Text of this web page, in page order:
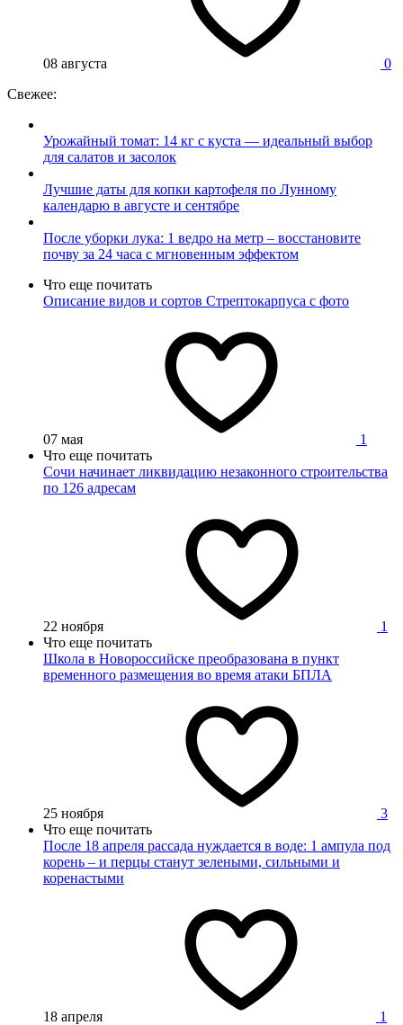
08 августа
0
Свежее:
Урожайный томат: 14 кг с куста — идеальный выбор
для салатов и засолок
Лучшие даты для копки картофеля по Лунному
календарю в августе и сентябре
После уборки лука: 1 ведро на метр – восстановите
почву за 24 часа с мгновенным эффектом
Что еще почитать
Описание видов и сортов Стрептокарпуса с фото
07 мая
1
Что еще почитать
Сочи начинает ликвидацию незаконного строительства
по 126 адресам
22 ноября
1
Что еще почитать
Школа в Новороссийске преобразована в пункт
временного размещения во время атаки БПЛА
25 ноября
3
Что еще почитать
После 18 апреля рассада нуждается в воде: 1 ампула под
корень – и перцы станут зелеными, сильными и
коренастыми
18 апреля 1